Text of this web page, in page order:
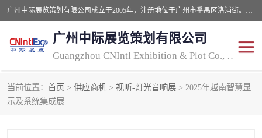
广州中际展览策划有限公司成立于2005年，注册地位于广州市番禺区洛浦街。经营范围包括会议及展览服务，大型活动组织策划服务，展台设计服务，广告业等；主要从事国外广告、标识、印花、LED、照明、光电、灯光、音响、视听、电子展览会等，展位预定-展品运输-签证-行程安排-补贴一站式服务。
广州中际展览策划有限公司
Guangzhou CNIntl Exhibition & Plot Co., Ltd.
当前位置： 首页 > 供应商机 > 视听-灯光音响展 > 2025年越南智慧显
示及系统集成展
2025年国外照明展